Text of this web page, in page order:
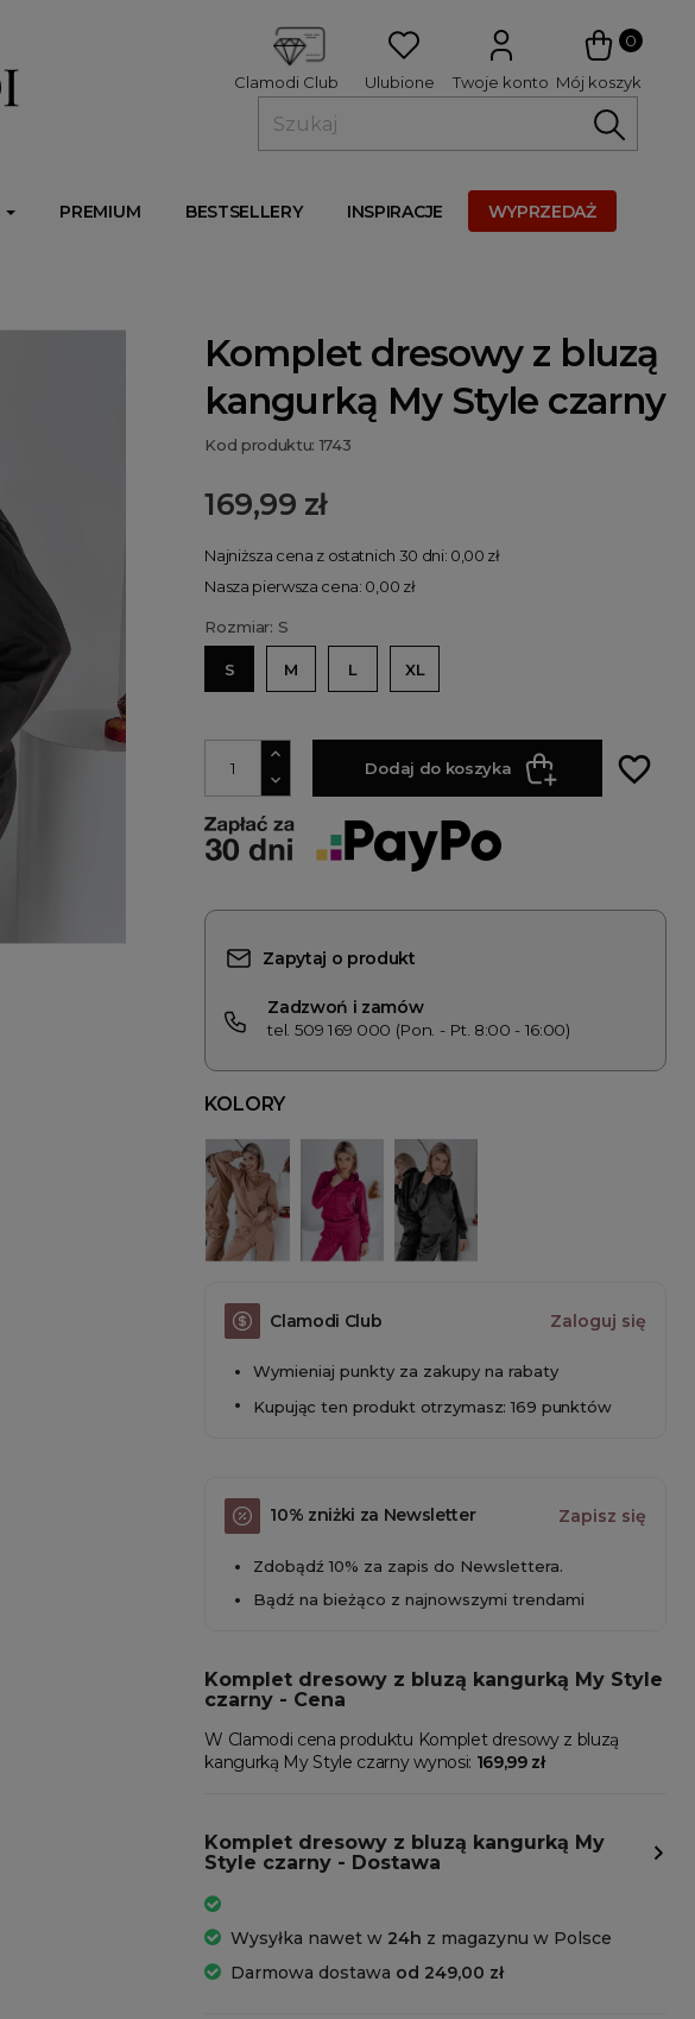
0
Mój koszyk
Twoje konto
Ulubione
Clamodi Club
PREMIUM BESTSELLERY INSPIRACJE WYPRZEDAŻ
Komplet dresowy z bluzą
kangurką My Style czarny
Kod produktu: 1743
169,99 zł
Najniższa cena z ostatnich 30 dni: 0,00 zł
Nasza pierwsza cena: 0,00 zł
Rozmiar: S
S M L XL
Dodaj do koszyka favorite_border
Zapytaj o produkt
Zadzwoń i zamów
tel. 509 169 000 (Pon. - Pt. 8:00 - 16:00)
KOLORY
Clamodi Club Zaloguj się
Wymieniaj punkty za zakupy na rabaty
Kupując ten produkt otrzymasz: 169 punktów
10% zniżki za Newsletter Zapisz się
Zdobądź 10% za zapis do Newslettera.
Bądź na bieżąco z najnowszymi trendami
Komplet dresowy z bluzą kangurką My Style
czarny - Cena
W Clamodi cena produktu Komplet dresowy z bluzą
kangurką My Style czarny wynosi: 169,99 zł
Komplet dresowy z bluzą kangurką My
Style czarny - Dostawa
Wysyłka nawet w 24h z magazynu w Polsce
Darmowa dostawa od 249,00 zł